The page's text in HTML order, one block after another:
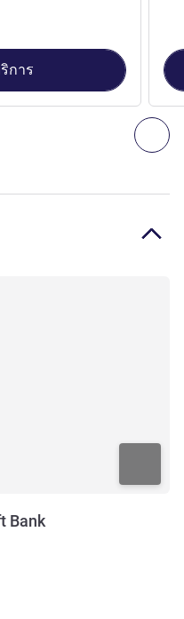
ถั
Standard avec 1 lit
การ
Bank